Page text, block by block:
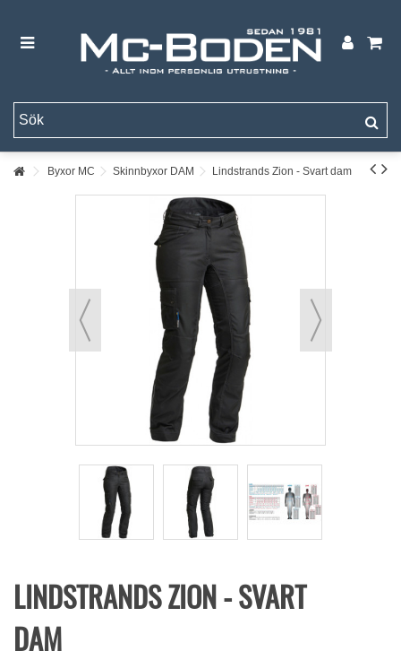
Byxor MC Skinnbyxor DAM Lindstrands Zion - Svart dam
LINDSTRANDS ZION - SVART
DAM